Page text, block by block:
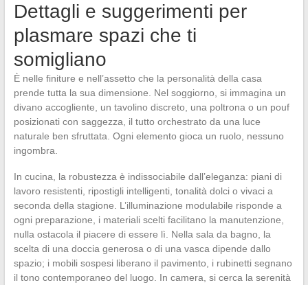
Dettagli e suggerimenti per
plasmare spazi che ti
somigliano
È nelle finiture e nell’assetto che la personalità della casa
prende tutta la sua dimensione. Nel soggiorno, si immagina un
divano accogliente, un tavolino discreto, una poltrona o un pouf
posizionati con saggezza, il tutto orchestrato da una luce
naturale ben sfruttata. Ogni elemento gioca un ruolo, nessuno
ingombra.
In cucina, la robustezza è indissociabile dall’eleganza: piani di
lavoro resistenti, ripostigli intelligenti, tonalità dolci o vivaci a
seconda della stagione. L’illuminazione modulabile risponde a
ogni preparazione, i materiali scelti facilitano la manutenzione,
nulla ostacola il piacere di essere lì. Nella sala da bagno, la
scelta di una doccia generosa o di una vasca dipende dallo
spazio; i mobili sospesi liberano il pavimento, i rubinetti segnano
il tono contemporaneo del luogo. In camera, si cerca la serenità